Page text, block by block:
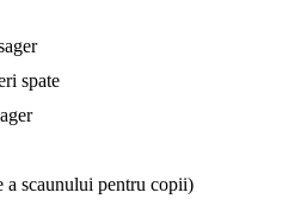
spate
a scaunului pentru copii)